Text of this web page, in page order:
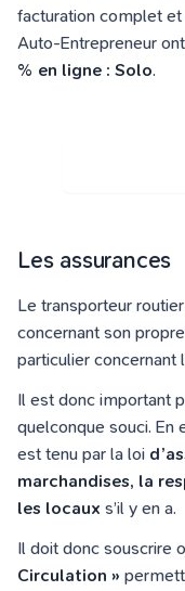
facturation complet
Auto-Entrepreneur
% en ligne : Solo.
Les assurances
Le transporteur
concernant son
particulier concernant
Il est donc important
quelconque souci. En
est tenu par la loi
marchandises, la
les locaux s’il y en a.
Il doit donc souscrire
Circulation »